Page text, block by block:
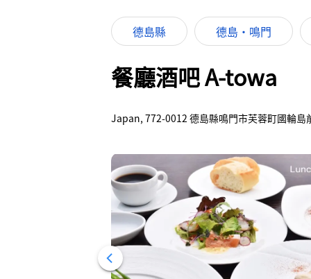
德島縣 德島・鳴門
餐廳酒吧 A-towa
Japan, 772-0012 德島縣鳴門市芙蓉町國輪島